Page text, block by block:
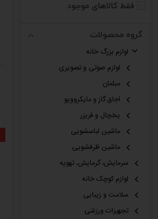
فقط کالاهای موجود
گروه محصولات
لوازم بزرگ خانه
لوازم صوتی و تصویری
مبلمان
اجاق گاز و مایکروویو
یخچال و فریزر
ماشین لباسشویی
ماشین ظرفشویی
سرمایش، گرمایش، تهویه
لوازم کوچک خانه
سلامت و زیبایی
تجهیزات ورزشی